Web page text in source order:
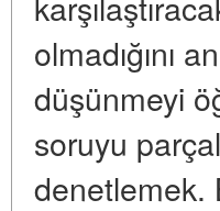
olmadığını
düşünmeyi
soruyu
denetlemek.